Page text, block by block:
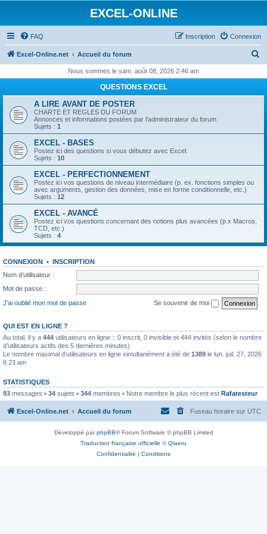
EXCEL-ONLINE
FAQ Connexion
Inscription
Excel-Online.net Accueil du forum
h
e
Nous sommes le sam. août 08, 2026 2:46 am
QUESTIONS EXCEL
A LIRE AVANT DE POSTER
CHARTE ET REGLES DU FORUM
Annonces et informations postées par l'administrateur du forum
Sujets : 1
EXCEL - BASES
Postez ici des questions si vous débutez avec Excel.
Sujets : 10
EXCEL - PERFECTIONNEMENT
Postez ici vos questions de niveau intermédiaire (p. ex. fonctions simples ou
avec arguments, gestion des données, mise en forme conditionnelle, etc.)
Sujets : 12
EXCEL - AVANCÉ
Postez ici vos questions concernant des notions plus avancées (p.x Macros,
TCD, etc.)
Sujets : 4
CONNEXION • INSCRIPTION
Nom d’utilisateur :
Mot de passe :
J’ai oublié mon mot de passe
Se souvenir de moi
QUI EST EN LIGNE ?
Au total, il y a 444 utilisateurs en ligne :: 0 inscrit, 0 invisible et 444 invités (selon le nombre
d’utilisateurs actifs des 5 dernières minutes)
Le nombre maximal d’utilisateurs en ligne simultanément a été de 1389 le lun. juil. 27, 2026
6:23 am
STATISTIQUES
93 messages • 34 sujets • 344 membres • Notre membre le plus récent est Rafatesteur
Excel-Online.net Accueil du forum Fuseau horaire sur UTC
Développé parphpBB® Forum Software © phpBB Limited
Traduction française officielle ©Qiaeru
Confidentialité | Conditions